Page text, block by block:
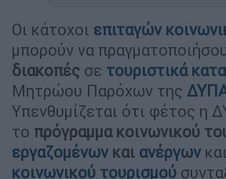
Οι κάτοχοι επιταγών
μπορούν να
διακοπές σε τουριστικά
Μητρώου Παρόχων της
Υπενθυμίζεται ότι φέτος η
το πρόγραμμα κοινωνικού
εργαζομένωνκαι ανέργων
κοινωνικού τουρισμού